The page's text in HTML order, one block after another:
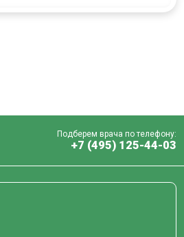
Подберем врача по телефону:
+7 (495) 125-44-03